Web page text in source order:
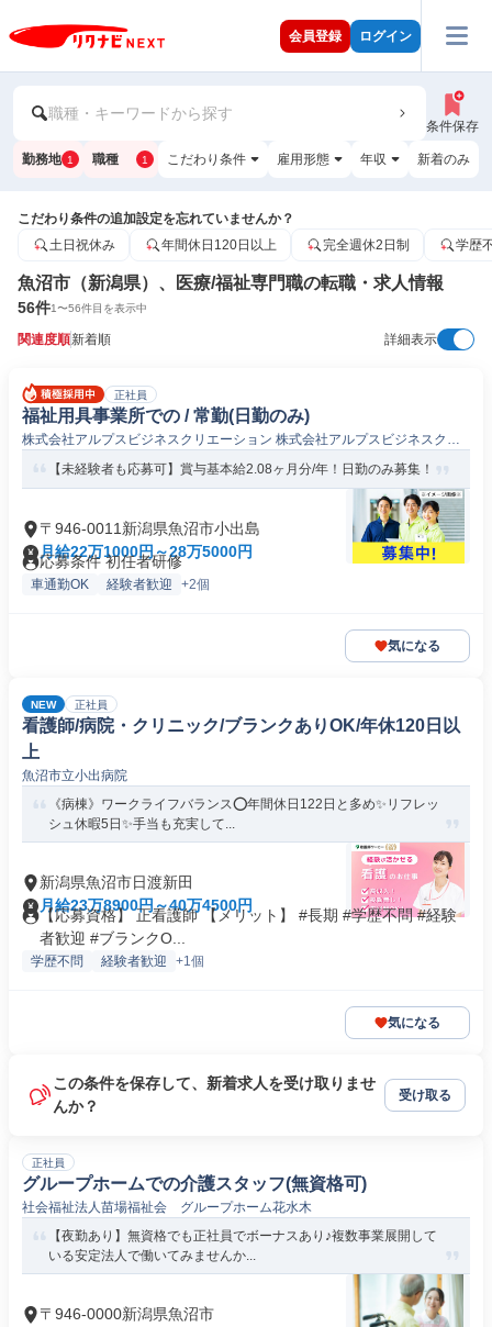
会員登録 ログイン
職種・キーワードから探す
条件保存
勤務地 1 職種 1 こだわり条件 雇用形態 年収 新着のみ
こだわり条件の追加設定を忘れていませんか？
土日祝休み
年間休日120日以上 完全週休2日制 学歴
魚沼市（新潟県）、医療/福祉専門職の転職・求人情報
56件1〜56件目を表示中
関連度順新着順 詳細表示
正社員
福祉用具事業所での / 常勤(日勤のみ)
株式会社アルプスビジネスクリエーション 株式会社アルプスビジネスクリ
エーション魚沼店
【未経験者も応募可】賞与基本給2.08ヶ月分/年！日勤のみ募集！
〒946-0011新潟県魚沼市小出島
月給22万1000円～28万5000円
応募条件 初任者研修
車通勤OK 経験者歓迎 +2個
気になる
NEW 正社員
看護師/病院・クリニック/ブランクありOK/年休120日以
上
魚沼市立小出病院
《病棟》ワークライフバランス⭕年間休日122日と多め✨リフレッ
シュ休暇5日✨手当も充実して...
新潟県魚沼市日渡新田
月給23万8900円～40万4500円
【応募資格】 正看護師 【メリット】 #長期 #学歴不問 #経験
者歓迎 #ブランクO...
学歴不問 経験者歓迎 +1個
気になる
この条件を保存して、新着求人を受け取りませ
んか？
受け取る
正社員
グループホームでの介護スタッフ(無資格可)
社会福祉法人苗場福祉会 グループホーム花水木
【夜勤あり】無資格でも正社員でボーナスあり♪複数事業展開して
いる安定法人で働いてみませんか...
〒946-0000新潟県魚沼市